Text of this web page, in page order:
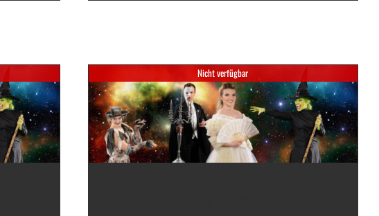
Nicht verfügbar
DETAILS